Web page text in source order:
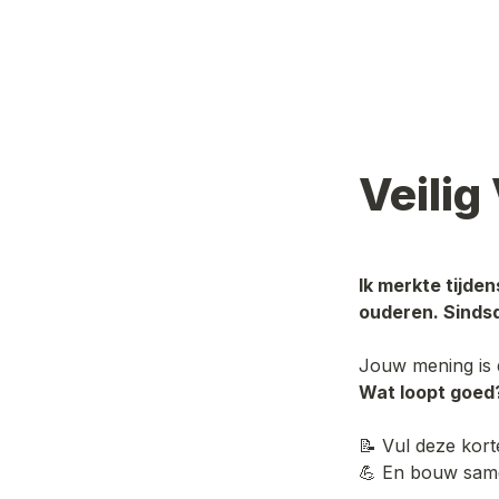
Veilig
Ik merkte
ouderen.
Jouw mening is
Wat loopt
📝 Vul deze
💪 En bouw